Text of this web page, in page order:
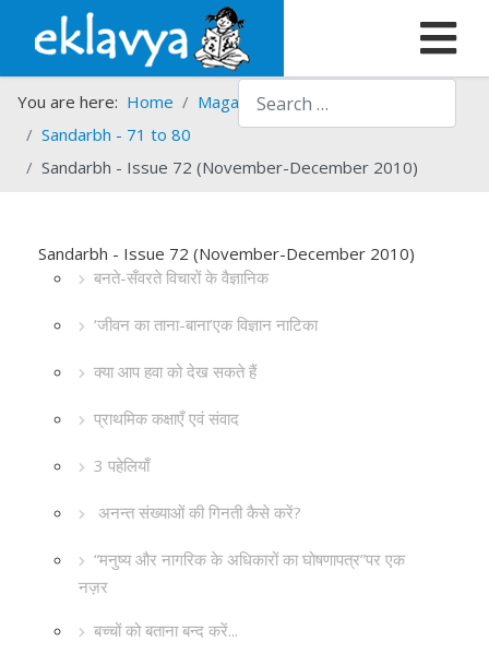
Search
You are here: Home Magazines
Sandarbh
Sandarbh - 71 to 80
Sandarbh - Issue 72 (November-December 2010)
Sandarbh - Issue 72 (November-December 2010)
बनते-सँवरते विचारों के वैज्ञानिक
‘जीवन का ताना-बाना’एक विज्ञान नाटिका
क्या आप हवा को देख सकते हैं
प्राथमिक कक्षाएँ एवं संवाद
3 पहेलियाँ
अनन्त संख्याओं की गिनती कैसे करें?
“मनुष्य और नागरिक के अधिकारों का घोषणापत्र”पर एक
नज़र
बच्चों को बताना बन्द करें...